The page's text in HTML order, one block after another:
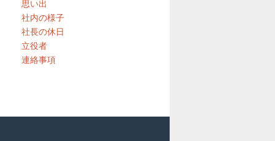
思い出
社内の様子
社長の休日
立役者
連絡事項